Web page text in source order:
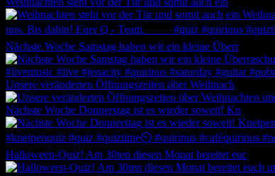
Nächste Woche Samstag haben wir ein kleine Überr
Unsere veränderten Öffnungszeiten über Weihnach
Nächste Woche Donnerstag ist es wieder soweit! Kn
Halloween-Quiz! Am 30ten diesen Monat bereitet euc